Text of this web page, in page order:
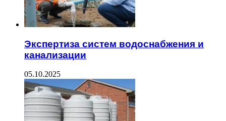
Экспертиза систем водоснабжения и
канализации
05.10.2025